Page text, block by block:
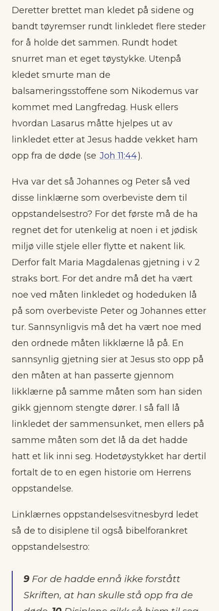
Deretter brettet man kledet på sidene og
bandt tøyremser rundt linkledet flere steder
for å holde det sammen. Rundt hodet
snurret man et eget tøystykke. Utenpå
kledet smurte man de
balsameringsstoffene som Nikodemus var
kommet med Langfredag. Husk ellers
hvordan Lasarus måtte hjelpes ut av
linkledet etter at Jesus hadde vekket ham
opp fra de døde (se Joh 11:44).
Hva var det så Johannes og Peter så ved
disse linklærne som overbeviste dem til
oppstandelsestro? For det første må de ha
regnet det for utenkelig at noen i et jødisk
miljø ville stjele eller flytte et nakent lik.
Derfor falt Maria Magdalenas gjetning i v 2
straks bort. For det andre må det ha vært
noe ved måten linkledet og hodeduken lå
på som overbeviste Peter og Johannes etter
tur. Sannsynligvis må det ha vært noe med
den ordnede måten likklærne lå på. En
sannsynlig gjetning sier at Jesus sto opp på
den måten at han passerte gjennom
likklærne på samme måten som han siden
gikk gjennom stengte dører. I så fall lå
linkledet der sammensunket, men ellers på
samme måten som det lå da det hadde
hatt et lik inni seg. Hodetøystykket har dertil
fortalt de to en egen historie om Herrens
oppstandelse.
Linklærnes oppstandelsesvitnesbyrd ledet
så de to disiplene til også bibelforankret
oppstandelsestro:
9 For de hadde ennå ikke forstått
Skriften, at han skulle stå opp fra de